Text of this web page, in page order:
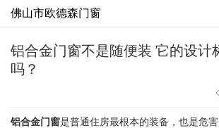
佛山市欧德森门窗
铝合金门窗不是随便装 它的设计
吗？
铝合金门窗是普通住房最根本的装备，也是危害